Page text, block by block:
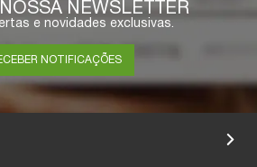
NEWSLETTER
e novidades exclusivas.
NOTIFICAÇÕES